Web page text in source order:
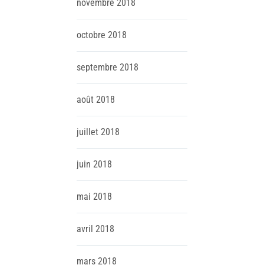
novembre 2018
octobre 2018
septembre 2018
août 2018
juillet 2018
juin 2018
mai 2018
avril 2018
mars 2018